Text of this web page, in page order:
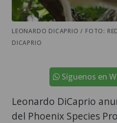
LEONARDO DICAPRIO / FOTO:
DICAPRIO
Síguenos en
Leonardo DiCaprio
del Phoenix Species